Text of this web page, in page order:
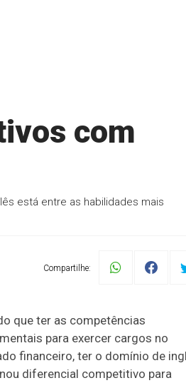
com
está entre as habilidades mais
Compartilhe:
que ter as competências
para exercer cargos no
financeiro, ter o domínio de
diferencial competitivo para